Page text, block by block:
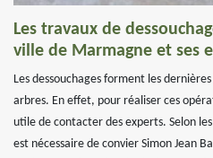
Les travaux de
ville de Marmagne et ses
Les dessouchages forment les
arbres. En effet, pour réaliser ces
utile de contacter des experts. Selon
est nécessaire de convier Simon Jean